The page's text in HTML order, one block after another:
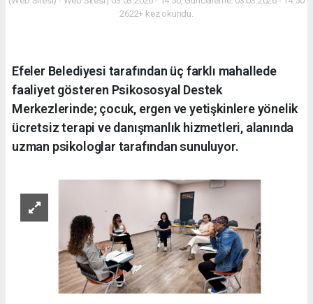
2622+ kez okundu.
Efeler Belediyesi tarafından üç farklı mahallede
faaliyet gösteren Psikososyal Destek
Merkezlerinde; çocuk, ergen ve yetişkinlere yönelik
ücretsiz terapi ve danışmanlık hizmetleri, alanında
uzman psikologlar tarafından sunuluyor.